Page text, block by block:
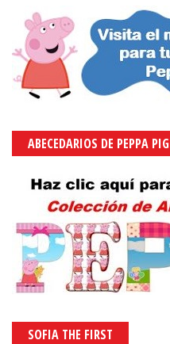
ABECEDARIOS DE PEPPA PIG
SOFIA THE FIRST